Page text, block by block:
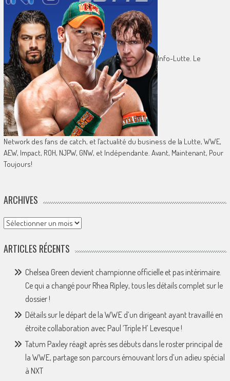
Info-Lutte. Le
Network des fans de catch, et l’actualité du business de la Lutte, WWE,
AEW, Impact, ROH, NJPW, GNW, et Indépendante. Avant, Maintenant, Pour
Toujours!
ARCHIVES
Archives
ARTICLES RÉCENTS
Chelsea Green devient championne officielle et pas intérimaire.
Ce qui a changé pour Rhea Ripley, tous les détails complet sur le
dossier !
Détails sur le départ de la WWE d’un dirigeant ayant travaillé en
étroite collaboration avec Paul ‘Triple H’ Levesque !
Tatum Paxley réagit après ses débuts dans le roster principal de
la WWE, partage son parcours émouvant lors d’un adieu spécial
à NXT